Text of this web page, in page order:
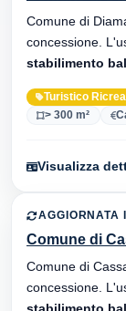
Comune di
stabilimento
Turistico
> 300 m²
Visualizza
AGGIORNATA
Comune di
Comune di
stabilimento